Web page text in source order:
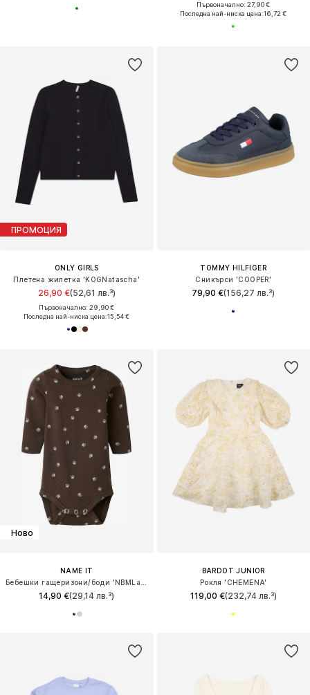
Първоначално: 27,90 €
Последна най-ниска цена:16,72 €
ПРОМОЦИЯ
ONLY GIRLS
Плетена жилетка 'KOGNatascha'
26,90 €(52,61 лв.³)
Първоначално: 29,90 €
Последна най-ниска цена:15,54 €
TOMMY HILFIGER
Сникърси 'COOPER'
79,90 €(156,27 лв.³)
Ново
NAME IT
14,90 €(29,14 лв.³)
BARDOT JUNIOR
Рокля 'CHEMENA'
119,00 €(232,74 лв.³)